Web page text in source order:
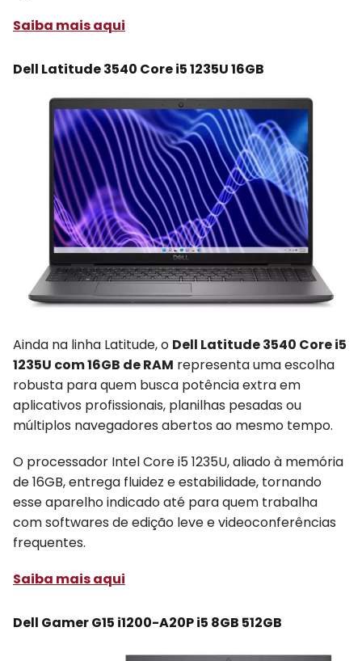
Saiba mais aqui
Dell Latitude 3540 Core i5 1235U 16GB
Ainda na linha Latitude, o Dell Latitude 3540 Core i5
1235U com 16GB de RAM representa uma escolha
robusta para quem busca potência extra em
aplicativos profissionais, planilhas pesadas ou
múltiplos navegadores abertos ao mesmo tempo.
O processador Intel Core i5 1235U, aliado à memória
de 16GB, entrega fluidez e estabilidade, tornando
esse aparelho indicado até para quem trabalha
com softwares de edição leve e videoconferências
frequentes.
Saiba mais aqui
Dell Gamer G15 i1200-A20P i5 8GB 512GB